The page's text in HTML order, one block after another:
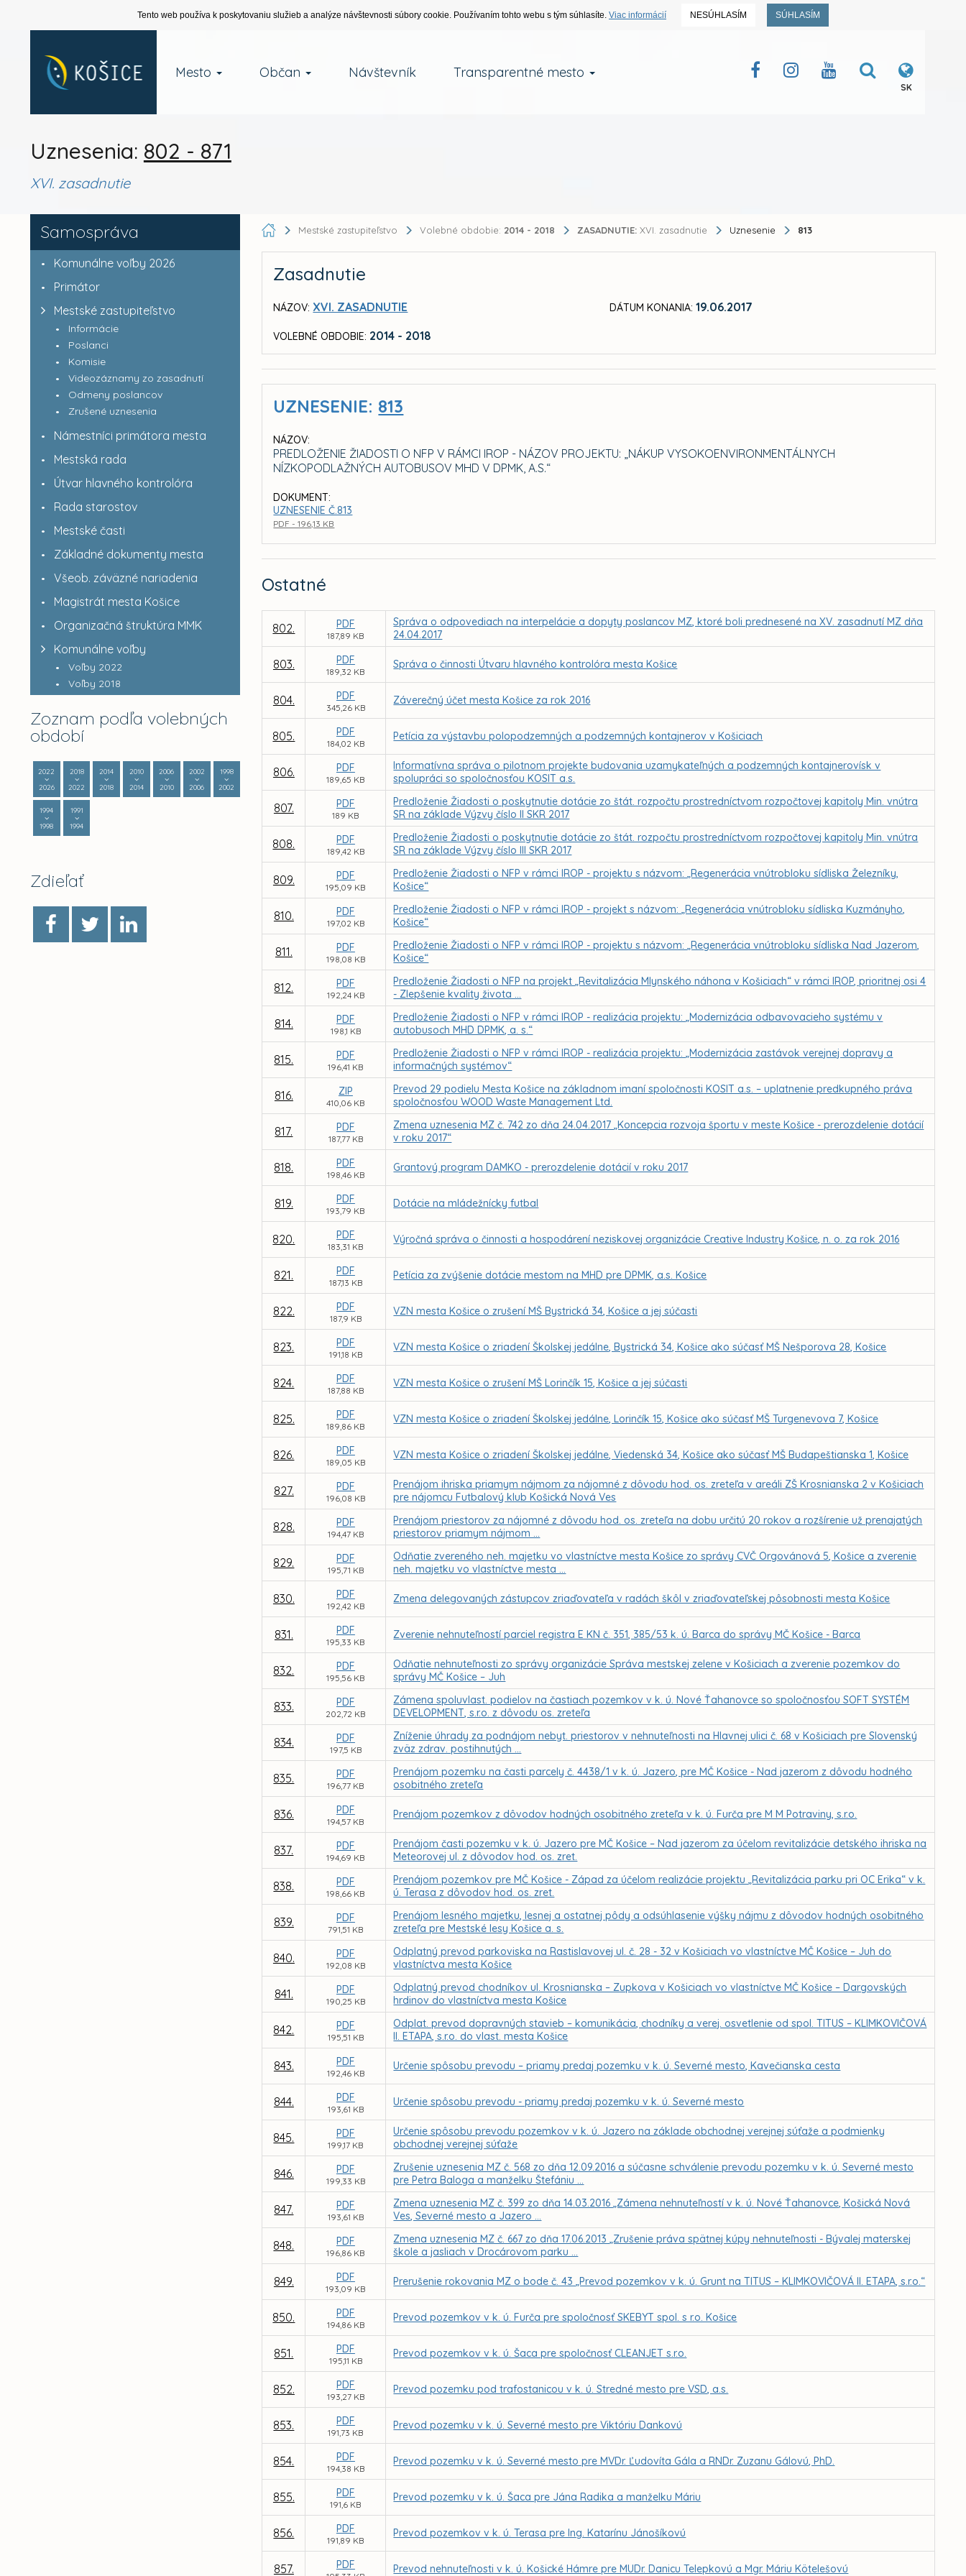
Tento web používa k poskytovaniu služieb a analýze návštevnosti súbory cookie. Používaním tohto webu s tým súhlasíte. Viac informácií NESÚHLASÍM SÚHLASÍM
Mesto Občan Návštevník Transparentné mesto
SK
Uznesenia: 802 - 871
XVI. zasadnutie
Samospráva
Komunálne voľby 2026
Primátor
Mestské zastupiteľstvo
Informácie
Poslanci
Komisie
Videozáznamy zo zasadnutí
Odmeny poslancov
Zrušené uznesenia
Námestníci primátora mesta
Mestská rada
Útvar hlavného kontrolóra
Rada starostov
Mestské časti
Základné dokumenty mesta
Všeob. záväzné nariadenia
Magistrát mesta Košice
Organizačná štruktúra MMK
Komunálne voľby
Voľby 2022
Voľby 2018
Zoznam podľa volebných
období
2022
2026
2018
2022
2014
2018
2010
2014
2006
2010
2002
2006
1998
2002
1994
1998
1991
1994
Zdieľať
Mestské zastupiteľstvo Volebné obdobie: 2014 - 2018 ZASADNUTIE: XVI. zasadnutie Uznesenie 813
Zasadnutie
NÁZOV: XVI. ZASADNUTIE
VOLEBNÉ OBDOBIE: 2014 - 2018
DÁTUM KONANIA: 19.06.2017
UZNESENIE: 813
NÁZOV:
PREDLOŽENIE ŽIADOSTI O NFP V RÁMCI IROP - NÁZOV PROJEKTU: „NÁKUP VYSOKOENVIRONMENTÁLNYCH
NÍZKOPODLAŽNÝCH AUTOBUSOV MHD V DPMK, A.S.“
DOKUMENT:
UZNESENIE Č.813
PDF - 196,13 KB
Ostatné
802. PDF
187,89 KB
Správa o odpovediach na interpelácie a dopyty poslancov MZ, ktoré boli prednesené na XV. zasadnutí MZ dňa
24.04.2017
803. PDF
189,32 KB
Správa o činnosti Útvaru hlavného kontrolóra mesta Košice
804. PDF
345,26 KB
Záverečný účet mesta Košice za rok 2016
805. PDF
184,02 KB
Petícia za výstavbu polopodzemných a podzemných kontajnerov v Košiciach
806. PDF
189,65 KB
Informatívna správa o pilotnom projekte budovania uzamykateľných a podzemných kontajnerovísk v
spolupráci so spoločnosťou KOSIT a.s.
807. PDF
189 KB
Predloženie Žiadosti o poskytnutie dotácie zo štát. rozpočtu prostredníctvom rozpočtovej kapitoly Min. vnútra
SR na základe Výzvy číslo II SKR 2017
808. PDF
189,42 KB
Predloženie Žiadosti o poskytnutie dotácie zo štát. rozpočtu prostredníctvom rozpočtovej kapitoly Min. vnútra
SR na základe Výzvy číslo III SKR 2017
809. PDF
195,09 KB
Predloženie Žiadosti o NFP v rámci IROP - projektu s názvom: „Regenerácia vnútrobloku sídliska Železníky,
Košice“
810. PDF
197,02 KB
Predloženie Žiadosti o NFP v rámci IROP - projekt s názvom: „Regenerácia vnútrobloku sídliska Kuzmányho,
Košice“
811. PDF
198,08 KB
Predloženie Žiadosti o NFP v rámci IROP - projektu s názvom: „Regenerácia vnútrobloku sídliska Nad Jazerom,
Košice“
812. PDF
192,24 KB
Predloženie Žiadosti o NFP na projekt „Revitalizácia Mlynského náhona v Košiciach“ v rámci IROP, prioritnej osi 4
- Zlepšenie kvality života ...
814. PDF
198,1 KB
Predloženie Žiadosti o NFP v rámci IROP - realizácia projektu: „Modernizácia odbavovacieho systému v
autobusoch MHD DPMK, a. s.“
815. PDF
196,41 KB
Predloženie Žiadosti o NFP v rámci IROP - realizácia projektu: „Modernizácia zastávok verejnej dopravy a
informačných systémov“
816. ZIP
410,06 KB
Prevod 29 podielu Mesta Košice na základnom imaní spoločnosti KOSIT a.s. – uplatnenie predkupného práva
spoločnosťou WOOD Waste Management Ltd.
817. PDF
187,77 KB
Zmena uznesenia MZ č. 742 zo dňa 24.04.2017 „Koncepcia rozvoja športu v meste Košice - prerozdelenie dotácií
v roku 2017“
818. PDF
198,46 KB
Grantový program DAMKO - prerozdelenie dotácií v roku 2017
819. PDF
193,79 KB
Dotácie na mládežnícky futbal
820. PDF
183,31 KB
Výročná správa o činnosti a hospodárení neziskovej organizácie Creative Industry Košice, n. o. za rok 2016
821. PDF
187,13 KB
Petícia za zvýšenie dotácie mestom na MHD pre DPMK, a.s. Košice
822. PDF
187,9 KB
VZN mesta Košice o zrušení MŠ Bystrická 34, Košice a jej súčasti
823. PDF
191,18 KB
VZN mesta Košice o zriadení Školskej jedálne, Bystrická 34, Košice ako súčasť MŠ Nešporova 28, Košice
824. PDF
187,88 KB
VZN mesta Košice o zrušení MŠ Lorinčík 15, Košice a jej súčasti
825. PDF
189,86 KB
VZN mesta Košice o zriadení Školskej jedálne, Lorinčík 15, Košice ako súčasť MŠ Turgenevova 7, Košice
826. PDF
189,05 KB
VZN mesta Košice o zriadení Školskej jedálne, Viedenská 34, Košice ako súčasť MŠ Budapeštianska 1, Košice
827. PDF
196,08 KB
Prenájom ihriska priamym nájmom za nájomné z dôvodu hod. os. zreteľa v areáli ZŠ Krosnianska 2 v Košiciach
pre nájomcu Futbalový klub Košická Nová Ves
828. PDF
194,47 KB
Prenájom priestorov za nájomné z dôvodu hod. os. zreteľa na dobu určitú 20 rokov a rozšírenie už prenajatých
priestorov priamym nájmom ...
829. PDF
195,71 KB
Odňatie zvereného neh. majetku vo vlastníctve mesta Košice zo správy CVČ Orgovánová 5, Košice a zverenie
neh. majetku vo vlastníctve mesta ...
830. PDF
192,42 KB
Zmena delegovaných zástupcov zriaďovateľa v radách škôl v zriaďovateľskej pôsobnosti mesta Košice
831. PDF
195,33 KB
Zverenie nehnuteľností parciel registra E KN č. 351, 385/53 k. ú. Barca do správy MČ Košice - Barca
832. PDF
195,56 KB
Odňatie nehnuteľnosti zo správy organizácie Správa mestskej zelene v Košiciach a zverenie pozemkov do
správy MČ Košice – Juh
833. PDF
202,72 KB
Zámena spoluvlast. podielov na častiach pozemkov v k. ú. Nové Ťahanovce so spoločnosťou SOFT SYSTÉM
DEVELOPMENT, s.r.o. z dôvodu os. zreteľa
834. PDF
197,5 KB
Zníženie úhrady za podnájom nebyt. priestorov v nehnuteľnosti na Hlavnej ulici č. 68 v Košiciach pre Slovenský
zväz zdrav. postihnutých ...
835. PDF
196,77 KB
Prenájom pozemku na časti parcely č. 4438/1 v k. ú. Jazero, pre MČ Košice - Nad jazerom z dôvodu hodného
osobitného zreteľa
836. PDF
194,57 KB
Prenájom pozemkov z dôvodov hodných osobitného zreteľa v k. ú. Furča pre M M Potraviny, s.r.o.
837. PDF
194,69 KB
Prenájom časti pozemku v k. ú. Jazero pre MČ Košice – Nad jazerom za účelom revitalizácie detského ihriska na
Meteorovej ul. z dôvodov hod. os. zret.
838. PDF
198,66 KB
Prenájom pozemkov pre MČ Košice - Západ za účelom realizácie projektu „Revitalizácia parku pri OC Erika“ v k.
ú. Terasa z dôvodov hod. os. zret.
839. PDF
791,51 KB
Prenájom lesného majetku, lesnej a ostatnej pôdy a odsúhlasenie výšky nájmu z dôvodov hodných osobitného
zreteľa pre Mestské lesy Košice a. s.
840. PDF
192,08 KB
Odplatný prevod parkoviska na Rastislavovej ul. č. 28 - 32 v Košiciach vo vlastníctve MČ Košice – Juh do
vlastníctva mesta Košice
841. PDF
190,25 KB
Odplatný prevod chodníkov ul. Krosnianska – Zupkova v Košiciach vo vlastníctve MČ Košice – Dargovských
hrdinov do vlastníctva mesta Košice
842. PDF
195,51 KB
Odplat. prevod dopravných stavieb – komunikácia, chodníky a verej. osvetlenie od spol. TITUS – KLIMKOVIČOVÁ
II. ETAPA, s.r.o. do vlast. mesta Košice
843. PDF
192,46 KB
Určenie spôsobu prevodu – priamy predaj pozemku v k. ú. Severné mesto, Kavečianska cesta
844. PDF
193,61 KB
Určenie spôsobu prevodu - priamy predaj pozemku v k. ú. Severné mesto
845. PDF
199,17 KB
Určenie spôsobu prevodu pozemkov v k. ú. Jazero na základe obchodnej verejnej súťaže a podmienky
obchodnej verejnej súťaže
846. PDF
199,33 KB
Zrušenie uznesenia MZ č. 568 zo dňa 12.09.2016 a súčasne schválenie prevodu pozemku v k. ú. Severné mesto
pre Petra Baloga a manželku Štefániu ...
847. PDF
193,61 KB
Zmena uznesenia MZ č. 399 zo dňa 14.03.2016 „Zámena nehnuteľností v k. ú. Nové Ťahanovce, Košická Nová
Ves, Severné mesto a Jazero ...
848. PDF
196,86 KB
Zmena uznesenia MZ č. 667 zo dňa 17.06.2013 „Zrušenie práva spätnej kúpy nehnuteľnosti - Bývalej materskej
škole a jasliach v Drocárovom parku ...
849. PDF
193,09 KB
Prerušenie rokovania MZ o bode č. 43 „Prevod pozemkov v k. ú. Grunt na TITUS – KLIMKOVIČOVÁ II. ETAPA, s.r.o.“
850. PDF
194,86 KB
Prevod pozemkov v k. ú. Furča pre spoločnosť SKEBYT spol. s r.o. Košice
851. PDF
195,11 KB
Prevod pozemkov v k. ú. Šaca pre spoločnosť CLEANJET s.r.o.
852. PDF
193,27 KB
Prevod pozemku pod trafostanicou v k. ú. Stredné mesto pre VSD, a.s.
853. PDF
191,73 KB
Prevod pozemku v k. ú. Severné mesto pre Viktóriu Dankovú
854. PDF
194,38 KB
Prevod pozemku v k. ú. Severné mesto pre MVDr. Ľudovíta Gála a RNDr. Zuzanu Gálovú, PhD.
855. PDF
191,6 KB
Prevod pozemku v k. ú. Šaca pre Jána Radika a manželku Máriu
856. PDF
191,89 KB
Prevod pozemkov v k. ú. Terasa pre Ing. Katarínu Jánošíkovú
857. PDF Prevod nehnuteľnosti v k. ú. Košické Hámre pre MUDr. Danicu Telepkovú a Mgr. Máriu Kötelešovú